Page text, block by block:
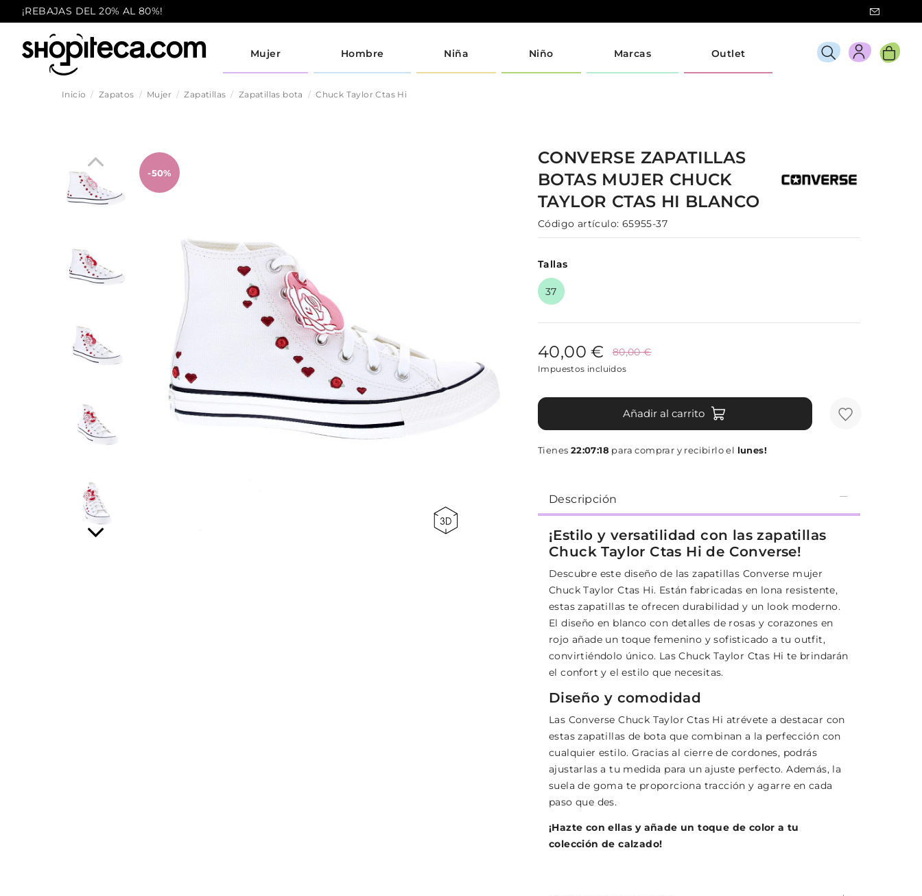
¡REBAJAS DEL 20% AL 80%!
Mujer Hombre Niña Niño Marcas Outlet
Inicio Zapatos Mujer Zapatillas Zapatillas bota Chuck Taylor Ctas Hi
-50%
CONVERSE ZAPATILLAS
BOTAS MUJER CHUCK
TAYLOR CTAS HI BLANCO
Código artículo: 65955-37
Tallas
37
40,00 € 80,00 €
Impuestos incluidos
Añadir al carrito
Tienes 22:07:18 para comprar y recibirlo el lunes!
Descripción
¡Estilo y versatilidad con las zapatillas
Chuck Taylor Ctas Hi de Converse!
Descubre este diseño de las zapatillas Converse mujer
Chuck Taylor Ctas Hi. Están fabricadas en lona resistente,
estas zapatillas te ofrecen durabilidad y un look moderno.
El diseño en blanco con detalles de rosas y corazones en
rojo añade un toque femenino y sofisticado a tu outfit,
convirtiéndolo único. Las Chuck Taylor Ctas Hi te brindarán
el confort y el estilo que necesitas.
Diseño y comodidad
Las Converse Chuck Taylor Ctas Hi atrévete a destacar con
estas zapatillas de bota que combinan a la perfección con
cualquier estilo. Gracias al cierre de cordones, podrás
ajustarlas a tu medida para un ajuste perfecto. Además, la
suela de goma te proporciona tracción y agarre en cada
paso que des.
¡Hazte con ellas y añade un toque de color a tu
colección de calzado!